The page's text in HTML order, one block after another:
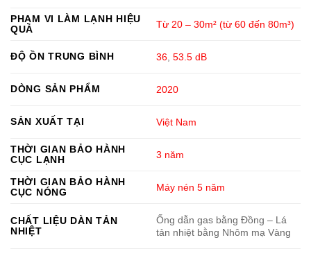
PHẠM VI LÀM LẠNH HIỆU
QUẢ
Từ 20 – 30m² (từ 60 đến 80m³)
ĐỘ ỒN TRUNG BÌNH 36,53.5 dB
DÒNG SẢN PHẨM 2020
SẢN XUẤT TẠI Việt Nam
THỜI GIAN BẢO HÀNH
CỤC LẠNH
3 năm
THỜI GIAN BẢO HÀNH
CỤC NÓNG
Máy nén 5 năm
CHẤT LIỆU DÀN TẢN
NHIỆT
Ống dẫn gas bằng Đồng – Lá
tản nhiệt bằng Nhôm mạ Vàng